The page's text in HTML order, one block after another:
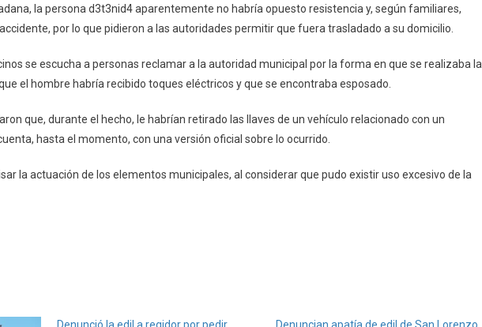
De
Soto
la persona d3t3nid4 aparentemente no habría opuesto resistencia y, según familiares,
por lo que pidieron a las autoridades permitir que fuera trasladado a su domicilio.
se escucha a personas reclamar a la autoridad municipal por la forma en que se realizaba la
el hombre habría recibido toques eléctricos y que se encontraba esposado.
que, durante el hecho, le habrían retirado las llaves de un vehículo relacionado con un
hasta el momento, con una versión oficial sobre lo ocurrido.
la actuación de los elementos municipales, al considerar que pudo existir uso excesivo de la